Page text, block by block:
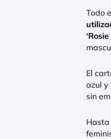
Todo
El
azul y
sin